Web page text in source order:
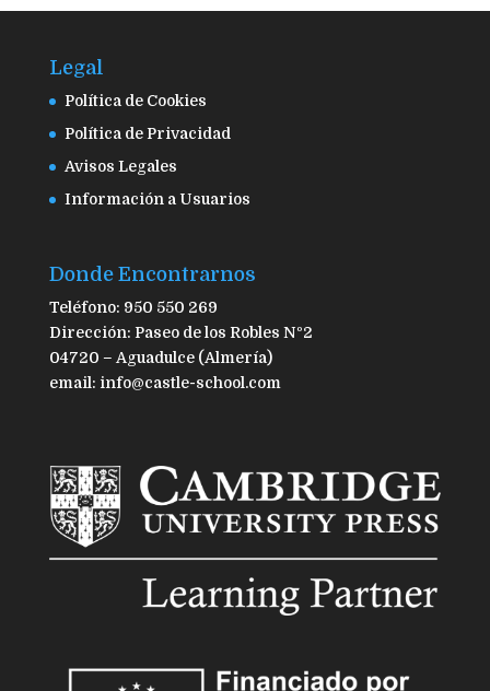
Legal
Política de Cookies
Política de Privacidad
Avisos Legales
Información a Usuarios
Donde Encontrarnos
Teléfono: 950 550 269
Dirección: Paseo de los Robles Nº2
04720 – Aguadulce (Almería)
email: info@castle-school.com